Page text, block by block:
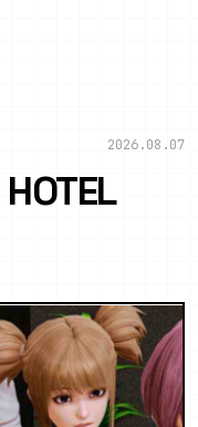
2026.08.07